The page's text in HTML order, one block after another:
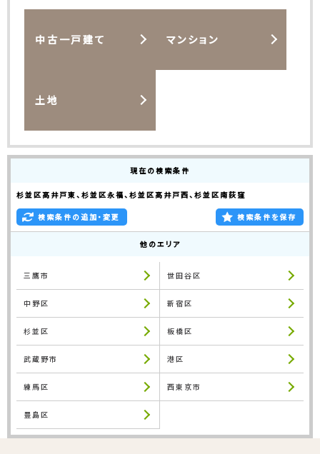
中古一戸建て マンション
土地
現在の検索条件
杉並区高井戸東、杉並区永福、杉並区高井戸西、杉並区南荻窪
検索条件の追加・変更 検索条件を保存
他のエリア
三鷹市 世田谷区
中野区 新宿区
杉並区 板橋区
武蔵野市 港区
練馬区 西東京市
豊島区